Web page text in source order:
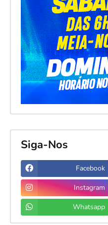
Siga-Nos
Facebook
Instagram
Whatsapp